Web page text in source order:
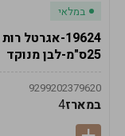
במלאי
19624-אגרטל רות
25ס"מ-לבן מנוקד
9299202379620
במארז4